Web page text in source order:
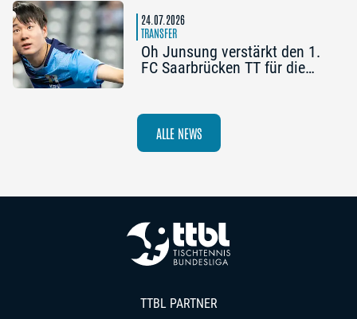
Königshofen): „Es kann viel
passieren“
24.07.2026
TRANSFER
Oh Junsung verstärkt den 1.
FC Saarbrücken TT für die
ALLE NEWS
TTBL PARTNER